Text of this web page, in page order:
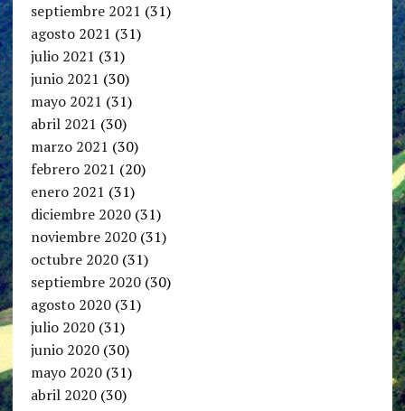
septiembre 2021 (31)
agosto 2021 (31)
julio 2021 (31)
junio 2021 (30)
mayo 2021 (31)
abril 2021 (30)
marzo 2021 (30)
febrero 2021 (20)
enero 2021 (31)
diciembre 2020(31)
noviembre 2020(31)
octubre 2020(31)
septiembre 2020(30)
agosto 2020(31)
julio 2020(31)
junio 2020(30)
mayo 2020(31)
abril 2020(30)